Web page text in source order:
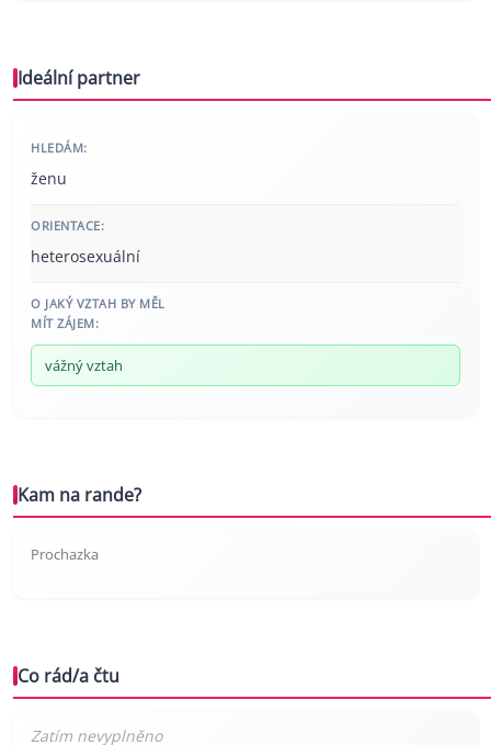
Ideální partner
HLEDÁM:
ženu
ORIENTACE:
heterosexuální
O JAKÝ VZTAH BY MĚL
MÍT ZÁJEM:
vážný vztah
Kam na rande?
Prochazka
Co rád/a čtu